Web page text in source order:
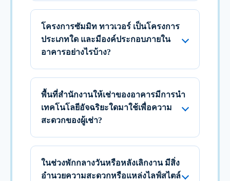
โครงการซัมมิท ทาวเวอร์ เป็นโครงการ
ประเภทใด และมีองค์ประกอบภายใน
อาคารอย่างไรบ้าง?
พื้นที่สำนักงานให้เช่าของอาคารมีการนำ
เทคโนโลยีอัจฉริยะใดมาใช้เพื่อความ
สะดวกของผู้เช่า?
ในช่วงพักกลางวันหรือหลังเลิกงาน มีสิ่ง
อำนวยความสะดวกหรือแหล่งไลฟ์สไตล์